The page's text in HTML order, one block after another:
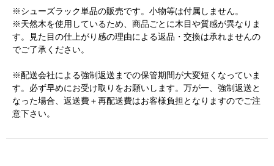
※シューズラック単品の販売です。小物等は付属しません。
※天然木を使用しているため、商品ごとに木目や質感が異なりま
す。見た目の仕上がり感の理由による返品・交換は承れませんの
でご了承ください。
※配送会社による強制返送までの保管期間が大変短くなっていま
す。必ず早めにお受け取りをお願いします。万が一、強制返送と
なった場合、返送費＋再配送費はお客様負担となりますのでご注
意下さい。